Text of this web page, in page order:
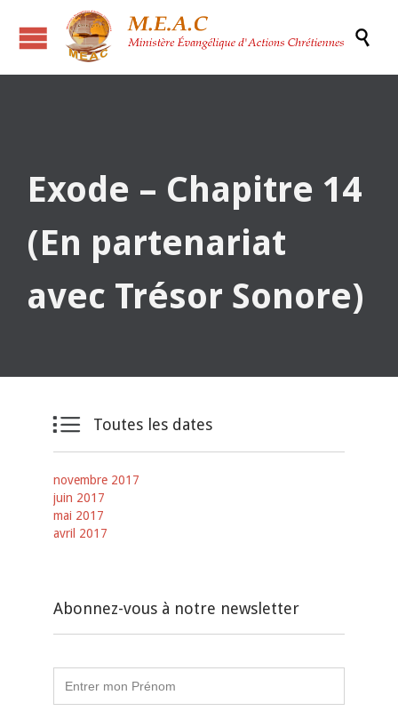

Exode – Chapitre 14
(En partenariat
avec Trésor Sonore)
 Toutes les dates
novembre 2017
juin 2017
mai 2017
avril 2017
Abonnez-vous à notre newsletter